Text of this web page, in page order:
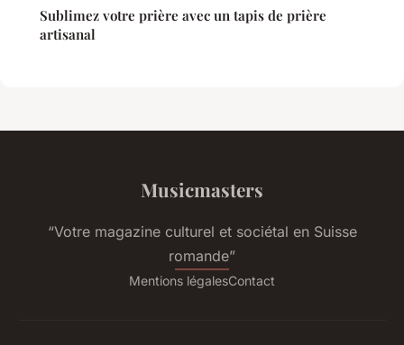
Sublimez votre prière avec un tapis de prière
artisanal
Musicmasters
“Votre magazine culturel et sociétal en Suisse
romande”
Mentions légalesContact